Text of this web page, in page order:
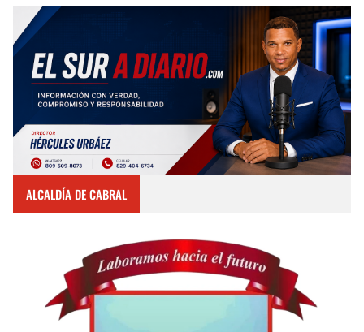
ALCALDÍA DE CABRAL